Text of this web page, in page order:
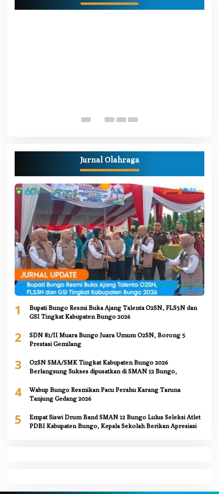
Jurnal Olahraga
1
Bupati Bungo Resmi Buka Ajang Talenta O2SN, FLS3N dan
GSI Tingkat Kabupaten Bungo 2026
2
SDN 81/II Muara Bungo Juara Umum O2SN, Borong 5
Prestasi Gemilang
3
O2SN SMA/SMK Tingkat Kabupaten Bungo 2026
Berlangsung Sukses dipusatkan di SMAN 12 Bungo,
4
Wabup Bungo Resmikan Pacu Perahu Karang Taruna
Tanjung Gedang 2026
5
Empat Siswi Drum Band SMAN 12 Bungo Lulus Seleksi Atlet
PDBI Kabupaten Bungo, Kepala Sekolah Berikan Apresiasi